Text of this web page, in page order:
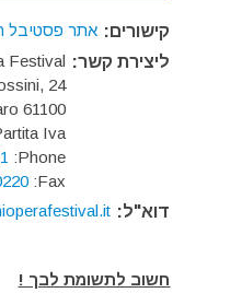
קישורים: אתר פסטיבל
ליצירת קשר: Festival
24
61100 Pesaro
Iva
Phone:
Fax:
דוא"ל:
חשוב לתשומת לבך !